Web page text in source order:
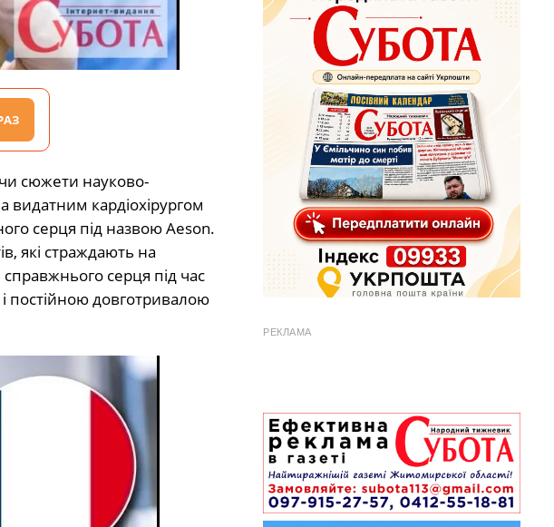
сюжети науково-
видатним кардіохірургом
серця під назвою Aeson.
які страждають на
серця під час
постійною довготривалою
РЕКЛАМА